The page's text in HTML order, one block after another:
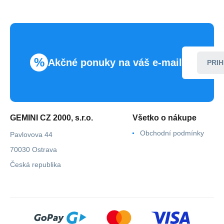
% Akčné ponuky na váš e-mail
GEMINI CZ 2000, s.r.o.
Pavlovova 44
70030 Ostrava
Česká republika
Všetko o nákupe
Obchodní podmínky